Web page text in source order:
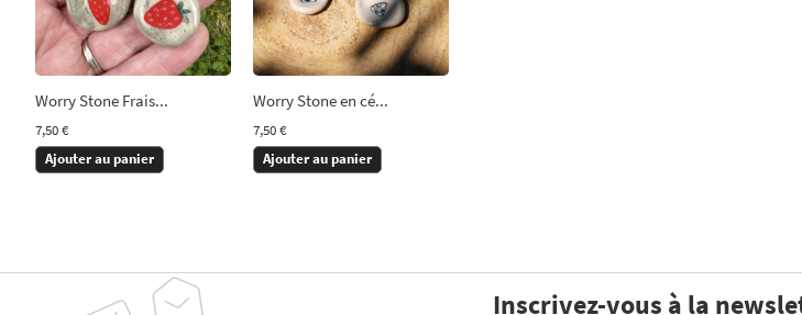
Worry Stone Frais...
7,50 €
Ajouter au panier
Worry Stone en cé...
7,50 €
Ajouter au panier
Inscrivez-vous à la